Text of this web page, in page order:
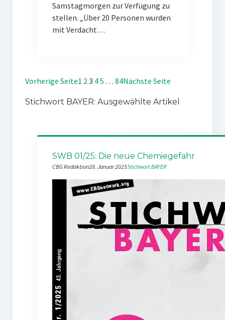
Samstagmorgen zur Verfügung zu
stellen. „Über 20 Personen wurden
mit Verdacht…
Vorherige Seite1 23 45 … 84Nächste Seite
Stichwort BAYER: Ausgewählte Artikel
SWB 01/25: Die neue Chemiegefahr
CBG Redaktion28. Januar 2025Stichwort BAYER